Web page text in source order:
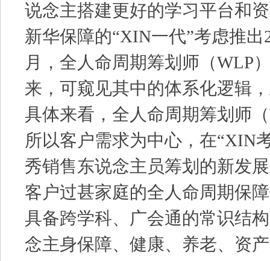
说念主搭建更好的学习平台和
新华保障的“XIN一代”考虑推
月，全人命周期筹划师（WLP
来，可窥见其中的体系化逻辑
具体来看，全人命周期筹划师
所以客户需求为中心，在“XIN
秀销售东说念主员筹划的新发
客户过甚家庭的全人命周期保
具备跨学科、广会通的常识结
念主身保障、健康、养老、资